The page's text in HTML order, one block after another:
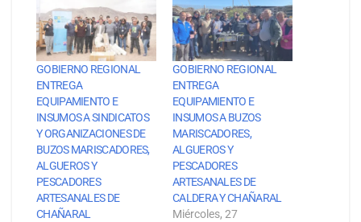
GOBIERNO REGIONAL
ENTREGA
EQUIPAMIENTO E
INSUMOS A SINDICATOS
Y ORGANIZACIONES DE
BUZOS MARISCADORES,
ALGUEROS Y
PESCADORES
ARTESANALES DE
CHAÑARAL
GOBIERNO REGIONAL
ENTREGA
EQUIPAMIENTO E
INSUMOS A BUZOS
MARISCADORES,
ALGUEROS Y
PESCADORES
ARTESANALES DE
CALDERA Y CHAÑARAL
Miércoles, 27